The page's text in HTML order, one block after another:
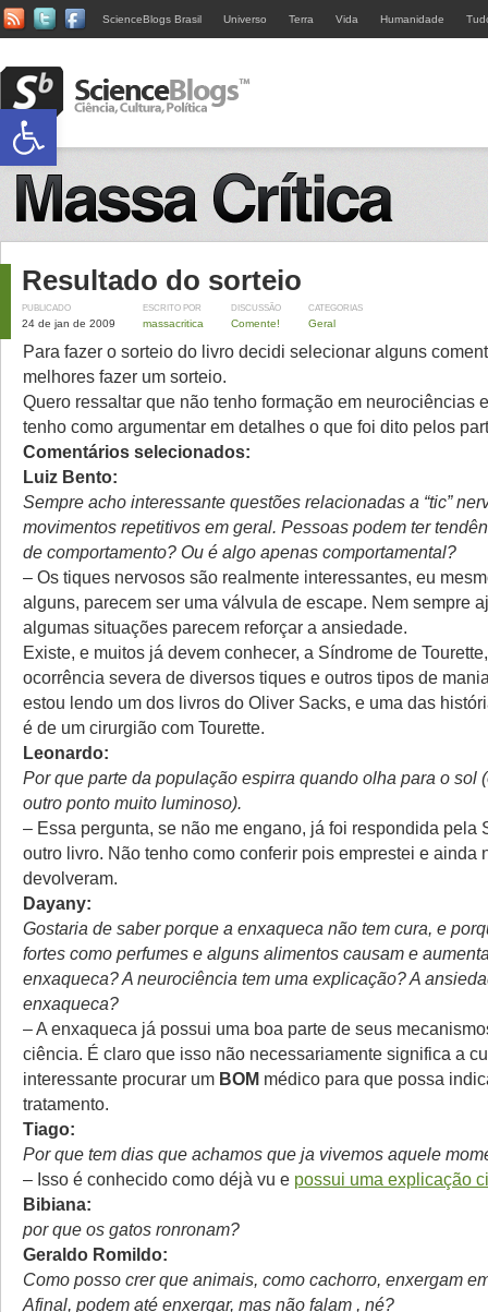
ScienceBlogs Brasil Universo Terra Vida Humanidade
Resultado do sorteio
PUBLICADO
24 de jan de 2009
ESCRITO POR
massacritica
DISCUSSÃO
Comente!
CATEGORIAS
Geral
Para fazer o sorteio do livro decidi selecionar alguns
melhores fazer um sorteio.
Quero ressaltar que não tenho formação em neurociências
tenho como argumentar em detalhes o que foi dito pelos
Comentários selecionados:
Luiz Bento:
Sempre acho interessante questões relacionadas a “tic”
movimentos repetitivos em geral. Pessoas podem ter
de comportamento? Ou é algo apenas comportamental?
– Os tiques nervosos são realmente interessantes, eu
alguns, parecem ser uma válvula de escape. Nem sempre
algumas situações parecem reforçar a ansiedade.
Existe, e muitos já devem conhecer, a Síndrome de
ocorrência severa de diversos tiques e outros tipos de
estou lendo um dos livros do Oliver Sacks, e uma das
é de um cirurgião com Tourette.
Leonardo:
Por que parte da população espirra quando olha para o sol
outro ponto muito luminoso).
– Essa pergunta, se não me engano, já foi respondida pela
outro livro. Não tenho como conferir pois emprestei e ainda
devolveram.
Dayany:
Gostaria de saber porque a enxaqueca não tem cura, e
fortes como perfumes e alguns alimentos causam e
enxaqueca? A neurociência tem uma explicação? A
enxaqueca?
– A enxaqueca já possui uma boa parte de seus
ciência. É claro que isso não necessariamente significa a
interessante procurar um BOM médico para que possa
tratamento.
Tiago:
Por que tem dias que achamos que ja vivemos aquele
– Isso é conhecido como déjà vu e possui uma explicação
Bibiana:
por que os gatos ronronam?
Geraldo Romildo:
Como posso crer que animais, como cachorro, enxergam
Afinal, podem até enxergar, mas não falam , né?
Abrir a barra de ferramentas